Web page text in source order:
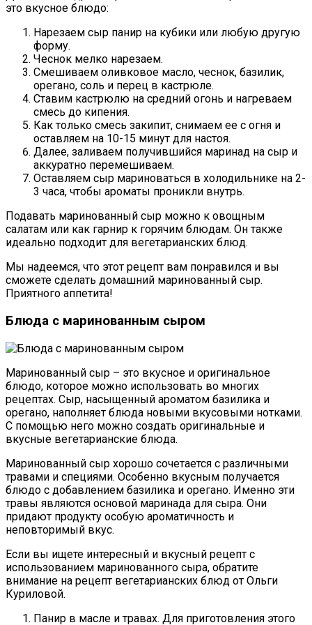
это вкусное блюдо:
Нарезаем сыр панир на кубики или любую другую
форму.
Чеснок мелко нарезаем.
Смешиваем оливковое масло, чеснок, базилик,
орегано, соль и перец в кастрюле.
Ставим кастрюлю на средний огонь и нагреваем
смесь до кипения.
Как только смесь закипит, снимаем ее с огня и
оставляем на 10-15 минут для настоя.
Далее, заливаем получившийся маринад на сыр и
аккуратно перемешиваем.
Оставляем сыр мариноваться в холодильнике на 2-
3 часа, чтобы ароматы проникли внутрь.
Подавать маринованный сыр можно к овощным
салатам или как гарнир к горячим блюдам. Он также
идеально подходит для вегетарианских блюд.
Мы надеемся, что этот рецепт вам понравился и вы
сможете сделать домашний маринованный сыр.
Приятного аппетита!
Блюда с маринованным сыром
Маринованный сыр – это вкусное и оригинальное
блюдо, которое можно использовать во многих
рецептах. Сыр, насыщенный ароматом базилика и
орегано, наполняет блюда новыми вкусовыми нотками.
С помощью него можно создать оригинальные и
вкусные вегетарианские блюда.
Маринованный сыр хорошо сочетается с различными
травами и специями. Особенно вкусным получается
блюдо с добавлением базилика и орегано. Именно эти
травы являются основой маринада для сыра. Они
придают продукту особую ароматичность и
неповторимый вкус.
Если вы ищете интересный и вкусный рецепт с
использованием маринованного сыра, обратите
внимание на рецепт вегетарианских блюд от Ольги
Куриловой.
Панир в масле и травах. Для приготовления этого